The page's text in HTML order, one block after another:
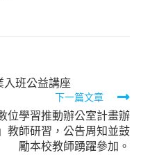
入班公益講座
下一篇文章
位學習推動辦公室計畫辦
教師研習，公告周知並鼓
勵本校教師踴躍參加。